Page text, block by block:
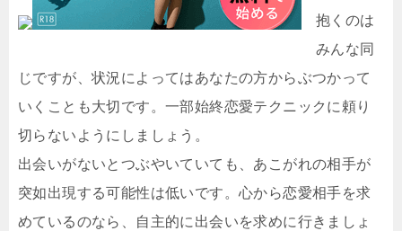
抱くのは
みんな同
じですが、状況によってはあなたの方からぶつかって
いくことも大切です。一部始終恋愛テクニックに頼り
切らないようにしましょう。
出会いがないとつぶやいていても、あこがれの相手が
突如出現する可能性は低いです。心から恋愛相手を求
めているのなら、自主的に出会いを求めに行きましょ